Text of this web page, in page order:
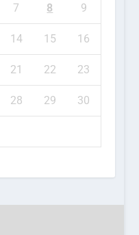
7 8 9
14 15 16
21 22 23
28 29 30